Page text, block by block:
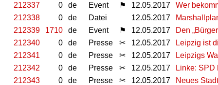
212337
0 de Event ⚑ 12.05.2017
Wer
212338
0 de Datei 12.05.2017
212339
1710 de Event ⚑ 12.05.2017
Den
212340
0 de Presse ✂ 12.05.2017
Leipzig ist
212341
0 de Presse ✂ 12.05.2017
Leipzigs
212342
0 de Presse ✂ 12.05.2017
Linke: SPD
212343
0 de Presse ✂ 12.05.2017
Neues